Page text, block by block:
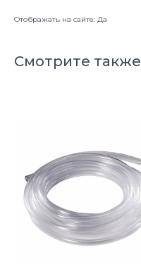
Отображать на сайте: Да
Смотрите также